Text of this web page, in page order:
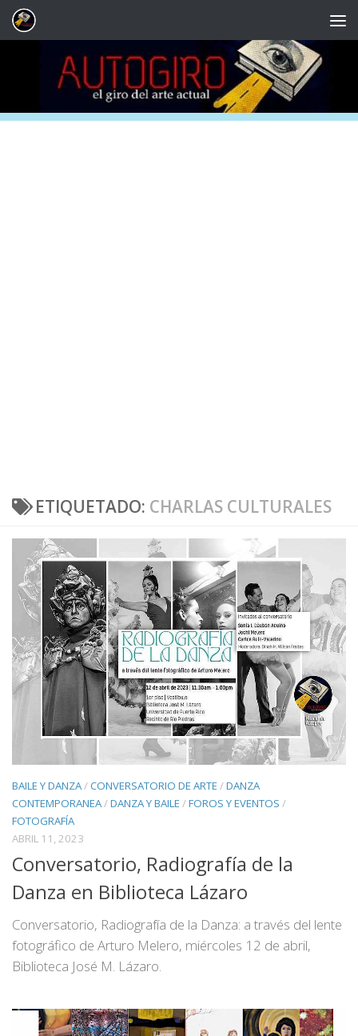
Saltar al contenido
ETIQUETADO: CHARLAS CULTURALES
BAILE Y DANZA/CONVERSATORIO DE ARTE /DANZA
CONTEMPORANEA/DANZA Y BAILE /FOROS Y EVENTOS /
FOTOGRAFÍA
ABRIL 11, 2023
Conversatorio, Radiografía de la
Danza en Biblioteca Lázaro
Conversatorio, Radiografía de la Danza: a través del lente
fotográfico de Arturo Melero, miércoles 12 de abril,
Biblioteca José M. Lázaro.